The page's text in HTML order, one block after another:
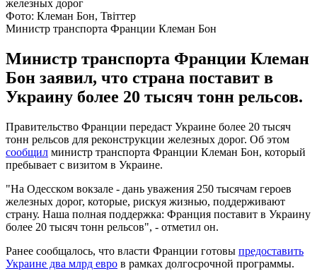
Фото: Клеман Бон, Твіттер
Министр транспорта Франции Клеман Бон
Министр транспорта Франции Клеман
Бон заявил, что страна поставит в
Украину более 20 тысяч тонн рельсов.
Правительство Франции передаст Украине более 20 тысяч
тонн рельсов для реконструкции железных дорог. Об этом
сообщил министр транспорта Франции Клеман Бон, который
пребывает с визитом в Украине.
"На Одесском вокзале - дань уважения 250 тысячам героев
железных дорог, которые, рискуя жизнью, поддерживают
страну. Наша полная поддержка: Франция поставит в Украину
более 20 тысяч тонн рельсов", - отметил он.
Ранее сообщалось, что власти Франции готовы предоставить
Украине два млрд евро в рамках долгосрочной программы.